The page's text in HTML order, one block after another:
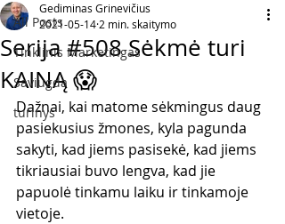
All Posts
Tinklinis Marketingas
Saviugda
turinys
Serija #508 Sėkmė turi
KAINĄ 😱
Gediminas Grinevičius
2021-05-14 2 min. skaitymo
Dažnai, kai matome sėkmingus daug
pasiekusius žmones, kyla pagunda
sakyti, kad jiems pasisekė, kad jiems
tikriausiai buvo lengva, kad jie
papuolė tinkamu laiku ir tinkamoje
vietoje.